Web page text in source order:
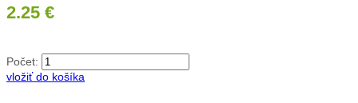
2.25 €
Počet:
vložiť do košíka